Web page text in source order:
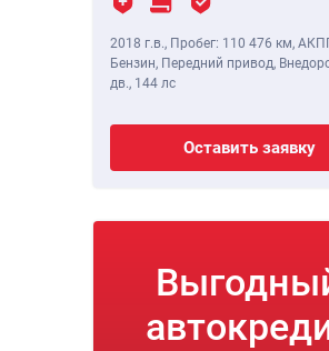
2018 г.в., Пробег: 110 476 км,
Бензин, Передний привод,
дв., 144 лс
Оставить заявку